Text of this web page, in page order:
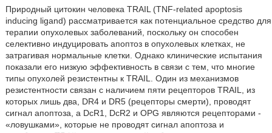
Природный цитокин человека TRAIL (TNF-related apoptosis
inducing ligand) рассматривается как потенциальное средство для
терапии опухолевых заболеваний, поскольку он способен
селективно индуцировать апоптоз в опухолевых клетках, не
затрагивая нормальные клетки. Однако клинические испытания
показали его низкую эффективность в связи с тем, что многие
типы опухолей резистентны к TRAIL. Один из механизмов
резистентности связан с наличием пяти рецепторов TRAIL, из
которых лишь два, DR4 и DR5 (рецепторы смерти), проводят
сигнал апоптоза, a DcR1, DcR2 и OPG являются рецепторами -
«ловушками», которые не проводят сигнал апоптоза и